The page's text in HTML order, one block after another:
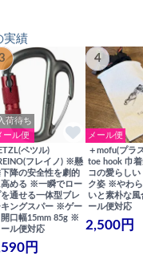
実績
荷待ち
ール便
ペツル)
フレイノ) ※懸
降の安全性を劇的
高める ※一瞬でロー
を通せる一体型ブレ
キングスパー ※ゲー
開口幅15mm 85g ※
ール便対応
円
4
メール便
＋mofu(プラ
toe hook 巾
コの愛らしい
ク姿 ※やわ
いと素朴な
ール便対応
2,500円